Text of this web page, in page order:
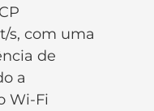
s, com uma
de
a
Wi-Fi